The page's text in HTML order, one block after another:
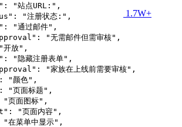
"站点URL:",
"注册状态:",
"通过邮件",
"无需邮件但需审核",
放",
"隐藏注册表单",
"家族在上线前需要审核",
"颜色",
"页面标题",
页面图标",
"页面内容",
菜单中显示",
1.7W+